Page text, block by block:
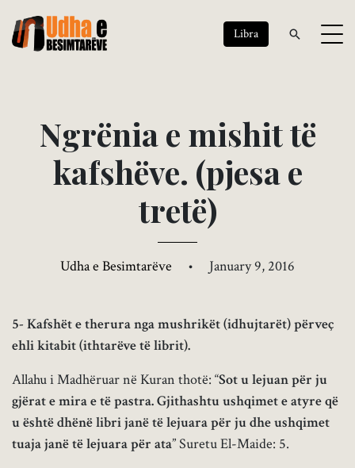
Libra
Ngrëniae mishittë
kafshëve. (pjesae
tretë)
Udha e Besimtarëve • January 9, 2016
5- Kafshët e therura nga mushrikët (idhujtarët) përveç
ehli kitabit (ithtarëve të librit).
Allahu i Madhëruar në Kuran thotë: “Sot u lejuan për ju
gjërat e mira e të pastra. Gjithashtu ushqimet e atyre që
u është dhënë libri janë të lejuara për ju dhe ushqimet
tuaja janë të lejuara për ata” Suretu El-Maide: 5.